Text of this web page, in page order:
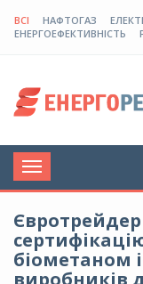
ВСІ НАФТОГАЗ
ЕНЕРГОЕФЕКТИВНІСТЬ
Toggle
navigation
біометаном
виробників